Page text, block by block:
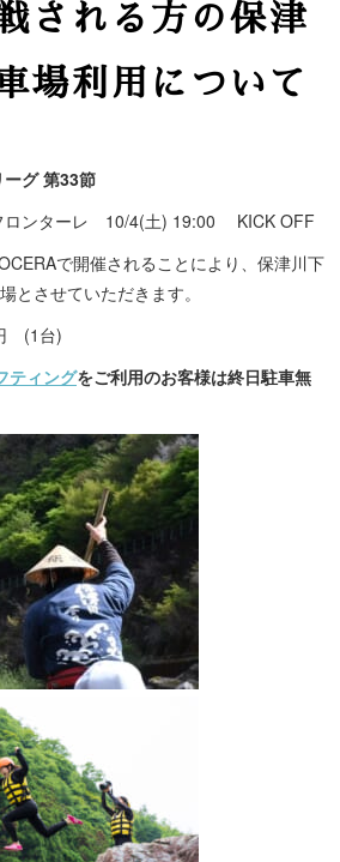
される方の保津
場利用について
グ 第33節
ンターレ 10/4(土) 19:00 KICK OFF
で開催されることにより、保津川下
とさせていただきます。
(1台)
ティングをご利用のお客様は終日駐車無